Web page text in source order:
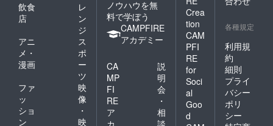
https://www.facebook.
com/HondaJP &gt; 基
本的には質問内容を決
定する場にする予定で
すが、将来的には作品
の方向性もパトロンの
方と決定したいと考え
ています。つまり現時
開始しています。下の
動画はりえが撮影した
試験的な動画(映って
いるのはちえ)になり
ますのでご参考にご覧
いただければと思いま
す。 このように毎回
テーマを片方にのみ連
飲食
店
レ
ン
ジ
アニ
メ・
漫画
ス
ポ
ー
ツ
ファ
ッ
ショ
ン
映
像
・
映
ノウハウを無
料で学ぼう
CAMPFIRE
アカデミー
CA
MP
FI
RE
ア
カ
説
明
会
・
相
談
Crea
tion
CAM
PFI
RE
for
Soci
al
Goo
d
各種規定
利用規
約
細則
プライ
バシー
ポリ
シー